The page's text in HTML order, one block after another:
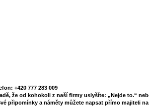
+420 777 283 009
že od kohokoli z naší firmy uslyšíte: „Nejde to.“
připomínky a náměty můžete napsat přímo majiteli